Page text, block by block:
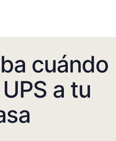
cuándo
a tu